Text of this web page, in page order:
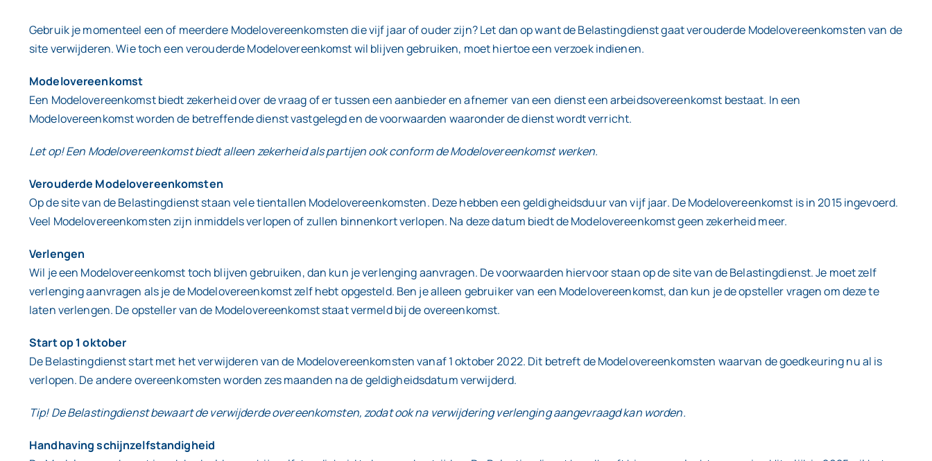
Gebruik je momenteel een of meerdere Modelovereenkomsten die vijf jaar of ouder zijn? Let dan op want de Belastingdienst gaat verouderde Modelovereenkomsten van de
site verwijderen. Wie toch een verouderde Modelovereenkomst wil blijven gebruiken, moet hiertoe een verzoek indienen.
Modelovereenkomst
Een Modelovereenkomst biedt zekerheid over de vraag of er tussen een aanbieder en afnemer van een dienst een arbeidsovereenkomst bestaat. In een
Modelovereenkomst worden de betreffende dienst vastgelegd en de voorwaarden waaronder de dienst wordt verricht.
Let op! Een Modelovereenkomst biedt alleen zekerheid als partijen ook conform de Modelovereenkomst werken.
Verouderde Modelovereenkomsten
Op de site van de Belastingdienst staan vele tientallen Modelovereenkomsten. Deze hebben een geldigheidsduur van vijf jaar. De Modelovereenkomst is in 2015 ingevoerd.
Veel Modelovereenkomsten zijn inmiddels verlopen of zullen binnenkort verlopen. Na deze datum biedt de Modelovereenkomst geen zekerheid meer.
Verlengen
Wil je een Modelovereenkomst toch blijven gebruiken, dan kun je verlenging aanvragen. De voorwaarden hiervoor staan op de site van de Belastingdienst. Je moet zelf
verlenging aanvragen als je de Modelovereenkomst zelf hebt opgesteld. Ben je alleen gebruiker van een Modelovereenkomst, dan kun je de opsteller vragen om deze te
laten verlengen. De opsteller van de Modelovereenkomst staat vermeld bij de overeenkomst.
Start op 1 oktober
De Belastingdienst start met het verwijderen van de Modelovereenkomsten vanaf 1 oktober 2022. Dit betreft de Modelovereenkomsten waarvan de goedkeuring nu al is
verlopen. De andere overeenkomsten worden zes maanden na de geldigheidsdatum verwijderd.
Tip! De Belastingdienst bewaart de verwijderde overeenkomsten, zodat ook na verwijdering verlenging aangevraagd kan worden.
Handhaving schijnzelfstandigheid